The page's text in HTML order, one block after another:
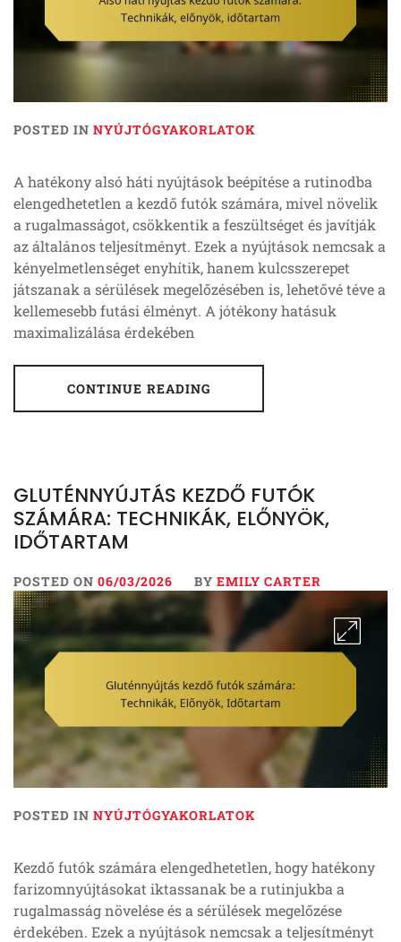
POSTED IN NYÚJTÓGYAKORLATOK
A hatékony alsó háti nyújtások beépítése a rutinodba
elengedhetetlen a kezdő futók számára, mivel növelik
a rugalmasságot, csökkentik a feszültséget és javítják
az általános teljesítményt. Ezek a nyújtások nemcsak a
kényelmetlenséget enyhítik, hanem kulcsszerepet
játszanak a sérülések megelőzésében is, lehetővé téve a
kellemesebb futási élményt. A jótékony hatásuk
maximalizálása érdekében
CONTINUE READING
GLUTÉNNYÚJTÁS KEZDŐ FUTÓK
SZÁMÁRA: TECHNIKÁK, ELŐNYÖK,
IDŐTARTAM
POSTED ON 06/03/2026 BY EMILY CARTER
POSTED IN NYÚJTÓGYAKORLATOK
Kezdő futók számára elengedhetetlen, hogy hatékony
farizomnyújtásokat iktassanak be a rutinjukba a
rugalmasság növelése és a sérülések megelőzése
érdekében. Ezek a nyújtások nemcsak a teljesítményt